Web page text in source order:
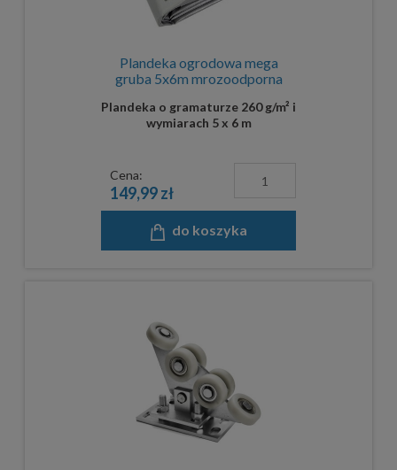
Plandeka ogrodowa mega
gruba 5x6m mrozoodporna
Plandeka o gramaturze 260 g/m² i
wymiarach 5 x 6 m
Cena:
149,99 zł
do koszyka